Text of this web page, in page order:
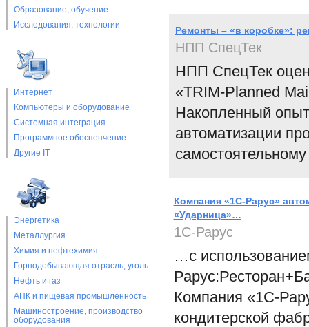
Образование, обучение
Исследования, технологии
Интернет
Компьютеры и оборудование
Системная интеграция
Программное обеспепчение
Другие IT
Энергетика
Металлургия
Химия и нефтехимия
Горнодобывающая отрасль, уголь
Нефть и газ
АПК и пищевая промышленность
Машиностроение, производство
оборудования
Ремонты – «в коробке»:
НПП СпецТек
НПП СпецТек
«TRIM-Planned
Накопленный
автоматизации
Компания «1С-Рарус»
«Ударница»…
1С-Рарус
…с
Компания «1С-
кондитерской